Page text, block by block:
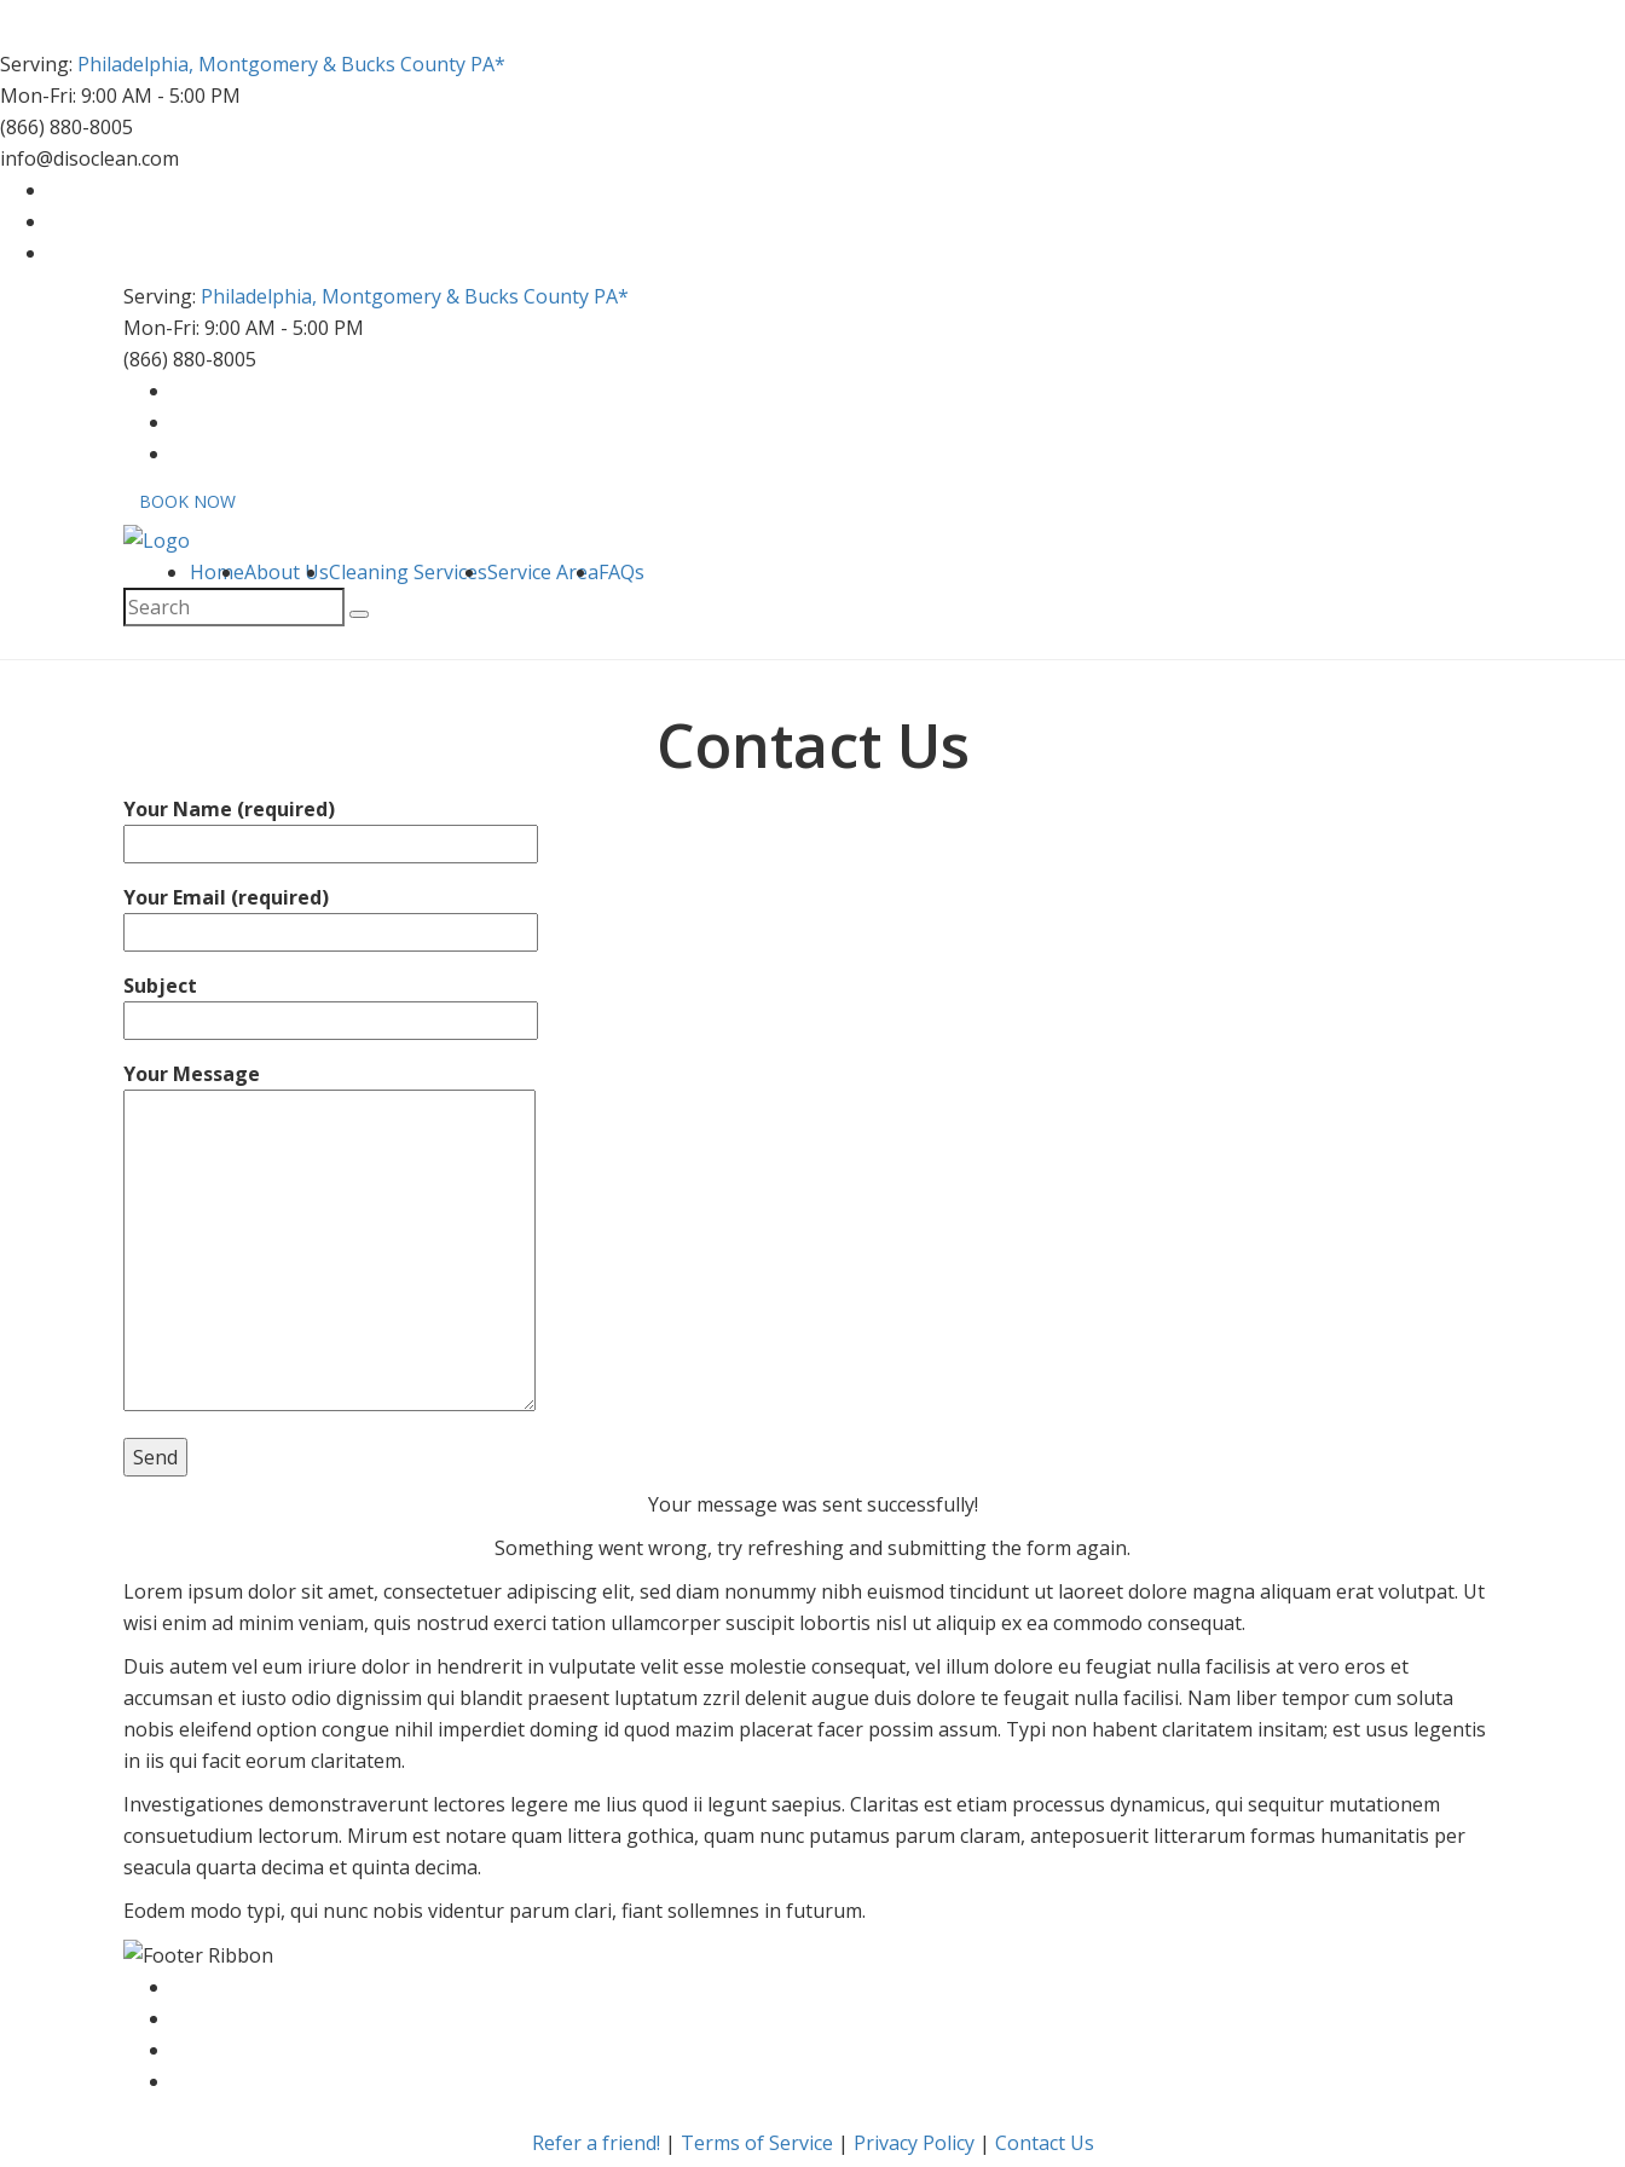
Serving: Philadelphia, Montgomery & Bucks County PA*
Mon-Fri: 9:00 AM - 5:00 PM
(866) 880-8005
info@disoclean.com
Serving: Philadelphia, Montgomery & Bucks County PA*
Mon-Fri: 9:00 AM - 5:00 PM
(866) 880-8005
BOOK NOW
HomeAbout UsCleaning ServicesService AreaFAQs
Contact Us
Your Name (required)
Your Email (required)
Subject
Your Message
Your message was sent successfully!
Something went wrong, try refreshing and submitting the form again.
Lorem ipsum dolor sit amet, consectetuer adipiscing elit, sed diam nonummy nibh euismod tincidunt ut laoreet dolore magna aliquam erat volutpat. Ut
wisi enim ad minim veniam, quis nostrud exerci tation ullamcorper suscipit lobortis nisl ut aliquip ex ea commodo consequat.
Duis autem vel eum iriure dolor in hendrerit in vulputate velit esse molestie consequat, vel illum dolore eu feugiat nulla facilisis at vero eros et
accumsan et iusto odio dignissim qui blandit praesent luptatum zzril delenit augue duis dolore te feugait nulla facilisi. Nam liber tempor cum soluta
nobis eleifend option congue nihil imperdiet doming id quod mazim placerat facer possim assum. Typi non habent claritatem insitam; est usus legentis
in iis qui facit eorum claritatem.
Investigationes demonstraverunt lectores legere me lius quod ii legunt saepius. Claritas est etiam processus dynamicus, qui sequitur mutationem
consuetudium lectorum. Mirum est notare quam littera gothica, quam nunc putamus parum claram, anteposuerit litterarum formas humanitatis per
seacula quarta decima et quinta decima.
Eodem modo typi, qui nunc nobis videntur parum clari, fiant sollemnes in futurum.
Refer a friend! | Terms of Service | Privacy Policy| Contact Us